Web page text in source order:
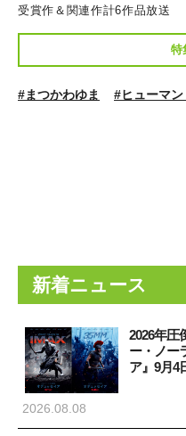
受賞作＆関連作計6作品放送
特
#まつかわゆま #ヒューマ
新着ニュース
2026年圧
ー・ノー
ア』9月4
2026.08.08